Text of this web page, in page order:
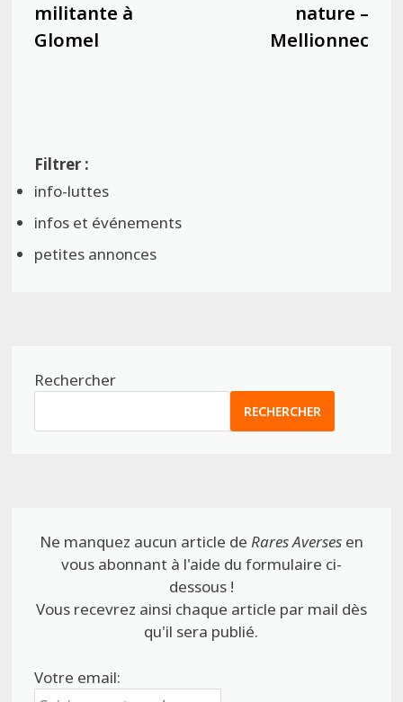
militante à
Glomel
nature –
Mellionnec
info-luttes
infos et événements
petites annonces
Rechercher
RECHERCHER
Ne manquez aucun article de Rares Aversesen
vous abonnant à l'aide du formulaire ci-
dessous !
Vous recevrez ainsi chaque article par mail dès
qu'il sera publié.
Votre email: